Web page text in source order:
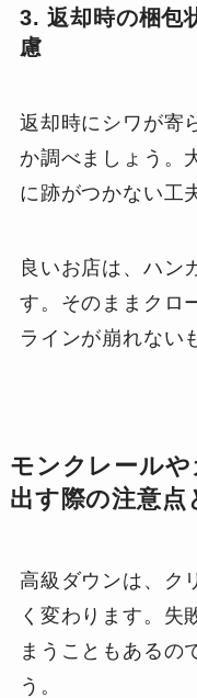
3. 返却時の梱包
慮
返却時にシワが寄
か調べましょう。
に跡がつかない工
良いお店は、ハン
す。そのままクロ
ラインが崩れない
モンクレール
出す際の注意点
高級ダウンは、ク
く変わります。失
まうこともあるの
う。